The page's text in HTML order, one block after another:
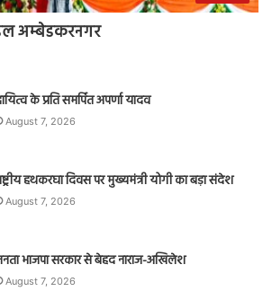
अम्बेडकरनगर
के प्रति समर्पित अपर्णा यादव
August 7, 2026
हथकरघा दिवस पर मुख्यमंत्री योगी का बड़ा संदेश
August 7, 2026
भाजपा सरकार से बेहद नाराज-अखिलेश
August 7, 2026